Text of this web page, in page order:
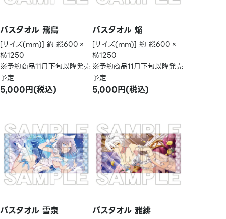
バスタオル 飛鳥
[サイズ(mm)] 約 縦600×
横1250
※予約商品11月下旬以降発売
予定
5,000円(税込)
バスタオル 焔
[サイズ(mm)] 約 縦600×
横1250
※予約商品11月下旬以降発売
予定
5,000円(税込)
バスタオル 雪泉 バスタオル 雅緋